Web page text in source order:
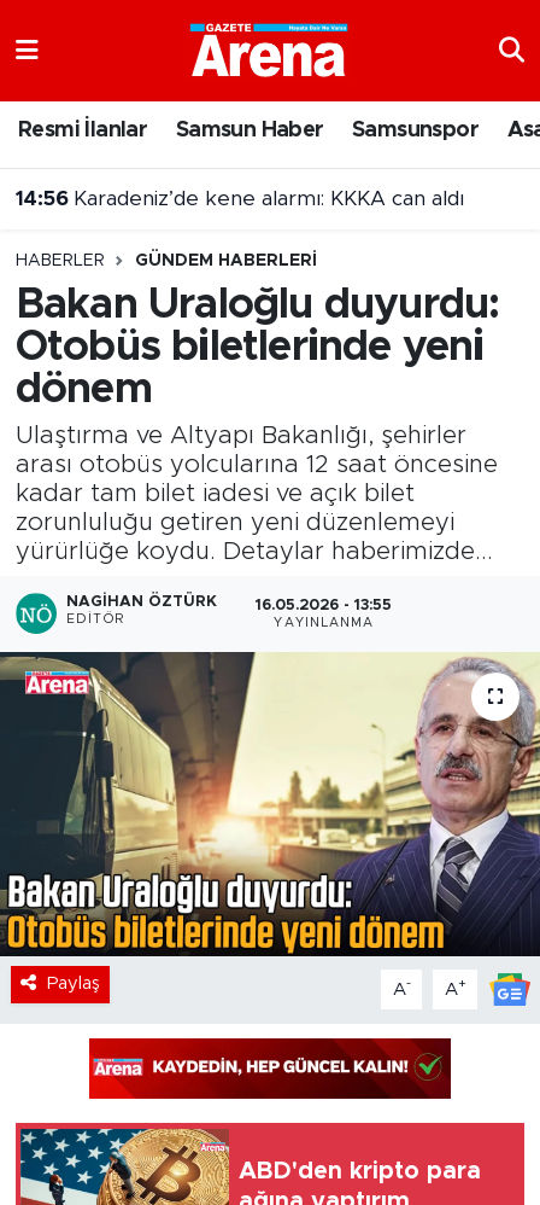
Resmi İlanlar Samsun Haber Samsunspor
14:56 Karadeniz’de kene alarmı: KKKA can aldı
14:47 Samsun'da 17 ilçede sinema geceleri!
HABERLER GÜNDEM HABERLERI
Bakan Uraloğlu duyurdu:
Otobüs biletlerinde yeni
dönem
Ulaştırma ve Altyapı Bakanlığı, şehirler
arası otobüs yolcularına 12 saat öncesine
kadar tam bilet iadesi ve açık bilet
zorunluluğu getiren yeni düzenlemeyi
yürürlüğe koydu. Detaylar haberimizde...
NAGIHAN ÖZTÜRK
EDITÖR
16.05.2026 - 13:55
YAYINLANMA
Paylaş A- A+
ABD'den kripto para
Süper Lig Puan Durumu ve Fikstür
Tüm Manşetler
Son Dakika Haberleri
Haber Arşivi